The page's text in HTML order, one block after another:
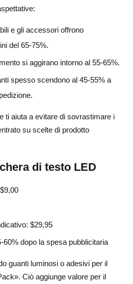
e gli accessori offrono
del 65-75%.
si aggirano intorno al 55-65%.
spesso scendono al 45-55% a
ti aiuta a evitare di sovrastimare i
su scelte di prodotto
di testo LED
$29,95
60% dopo la spesa pubblicitaria
guanti luminosi o adesivi per il
Ciò aggiunge valore per il